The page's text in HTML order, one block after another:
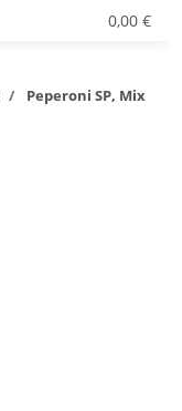
0,00 €
Peperoni SP, Mix